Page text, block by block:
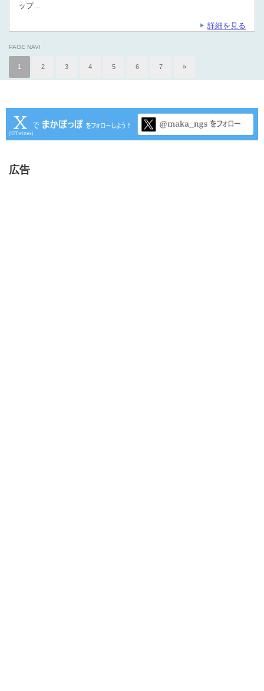
ップ…
詳細を見る
PAGE NAVI
1 2 3 4 5 6 7 »
広告